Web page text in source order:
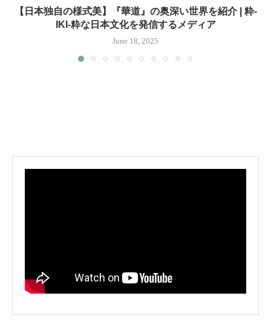
【日本独自の様式美】『華道』の奥深い世界を紹介 | 粋-
IKI-粋な日本文化を発信するメディア
June 18, 2025